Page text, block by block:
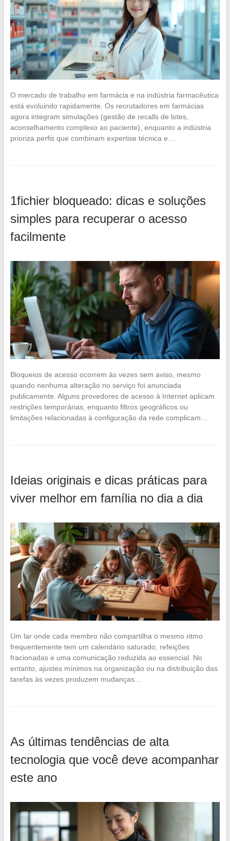
O mercado de trabalho em farmácia e na indústria farmacêutica
está evoluindo rapidamente. Os recrutadores em farmácias
agora integram simulações (gestão de recalls de lotes,
aconselhamento complexo ao paciente), enquanto a indústria
prioriza perfis que combinam expertise técnica e…
1fichier bloqueado: dicas e soluções
simples para recuperar o acesso
facilmente
Bloqueios de acesso ocorrem às vezes sem aviso, mesmo
quando nenhuma alteração no serviço foi anunciada
publicamente. Alguns provedores de acesso à Internet aplicam
restrições temporárias, enquanto filtros geográficos ou
limitações relacionadas à configuração da rede complicam…
Ideias originais e dicas práticas para
viver melhor em família no dia a dia
Um lar onde cada membro não compartilha o mesmo ritmo
frequentemente tem um calendário saturado, refeições
fracionadas e uma comunicação reduzida ao essencial. No
entanto, ajustes mínimos na organização ou na distribuição das
tarefas às vezes produzem mudanças…
As últimas tendências de alta
tecnologia que você deve acompanhar
este ano